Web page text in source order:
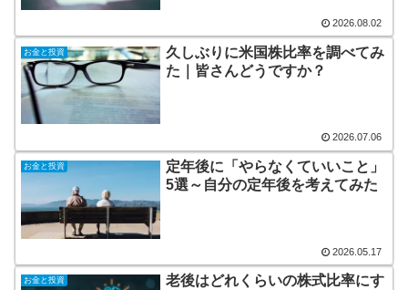
2026.08.02
お金と投資
久しぶりに米国株比率を調べてみ
た｜皆さんどうですか？
2026.07.06
お金と投資
定年後に「やらなくていいこと」
5選～自分の定年後を考えてみた
2026.05.17
お金と投資
老後はどれくらいの株式比率にす